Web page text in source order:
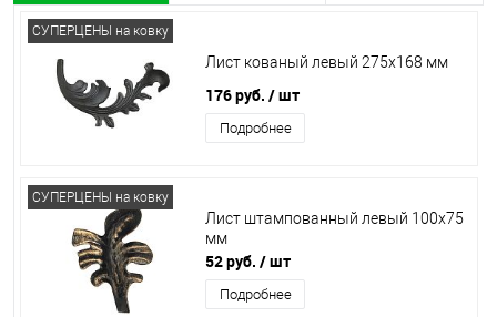
СУПЕРЦЕНЫ на ковку
Лист кованый левый 275х168 мм
176 руб. / шт
Подробнее
СУПЕРЦЕНЫ на ковку
Лист штампованный левый 100х75
мм
52 руб. / шт
Подробнее